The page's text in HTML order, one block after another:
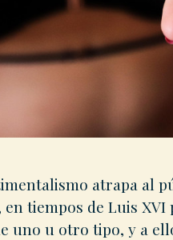
atrapa al
tiempos de Luis
uno u otro tipo, y a